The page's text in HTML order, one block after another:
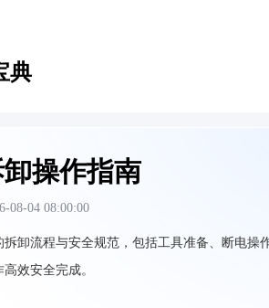
典
操作指南
08-04 08:00:00
卸流程与安全规范，包括工具准备、断电操
效安全完成。